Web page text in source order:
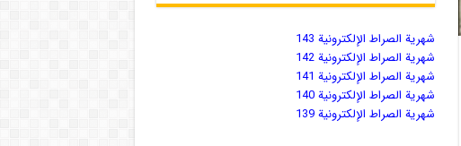
شهریة الصراط الإلكترونية 143
شهریة الصراط الإلكترونية 142
شهریة الصراط الإلكترونية 141
شهریة الصراط الإلكترونية 140
شهریة الصراط الإلكترونية 139